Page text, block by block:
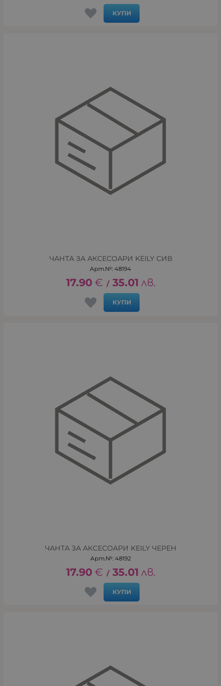
КУПИ
ЧАНТА ЗА АКСЕСОАРИ KEILY СИВ
Арт.№: 48194
17.90 € / 35.01 лв.
КУПИ
ЧАНТА ЗА АКСЕСОАРИ KEILY ЧЕРЕН
Арт.№: 48192
17.90 € / 35.01 лв.
КУПИ